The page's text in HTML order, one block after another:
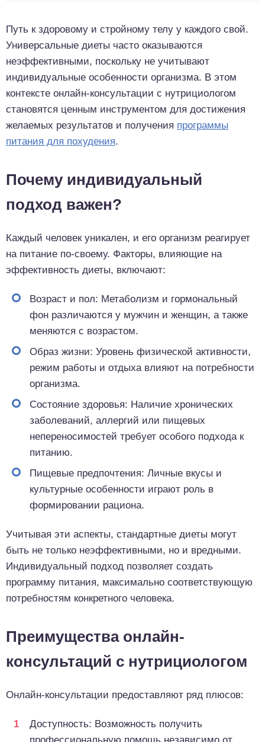
Путь к здоровому и стройному телу у каждого свой.
Универсальные диеты часто оказываются
неэффективными, поскольку не учитывают
индивидуальные особенности организма. В этом
контексте онлайн-консультации с нутрициологом
становятся ценным инструментом для достижения
желаемых результатов и получения программы
питания для похудения.
Почему индивидуальный
подход важен?
Каждый человек уникален, и его организм реагирует
на питание по-своему. Факторы, влияющие на
эффективность диеты, включают:
Возраст и пол: Метаболизм и гормональный
фон различаются у мужчин и женщин, а также
меняются с возрастом.
Образ жизни: Уровень физической активности,
режим работы и отдыха влияют на потребности
организма.
Состояние здоровья: Наличие хронических
заболеваний, аллергий или пищевых
непереносимостей требует особого подхода к
питанию.
Пищевые предпочтения: Личные вкусы и
культурные особенности играют роль в
формировании рациона.
Учитывая эти аспекты, стандартные диеты могут
быть не только неэффективными, но и вредными.
Индивидуальный подход позволяет создать
программу питания, максимально соответствующую
потребностям конкретного человека.
Преимущества онлайн-
консультаций с нутрициологом
Онлайн-консультации предоставляют ряд плюсов:
Доступность: Возможность получить